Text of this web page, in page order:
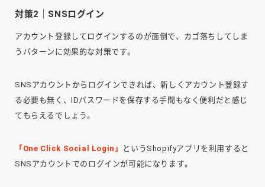
対策2｜SNSログイン
アカウント登録してログインするのが面倒で、カゴ落ちしてしま
うパターンに効果的な対策です。
SNSアカウントからログインできれば、新しくアカウント登録す
る必要も無く、IDパスワードを保存する手間もなく便利だと感じ
てもらえるでしょう。
「One Click Social Login」
というShopifyアプリを利用すると
SNSアカウントでのログインが可能になります。